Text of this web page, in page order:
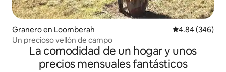
Granero en Loomberah Calificación
4.84 (346)
Un precioso vellón de campo
La comodidad de un hogar y unos
precios mensuales fantásticos